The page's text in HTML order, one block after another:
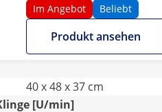
Im Angebot Beliebt
Produkt ansehen
40 x 48 x 37 cm
[U/min]